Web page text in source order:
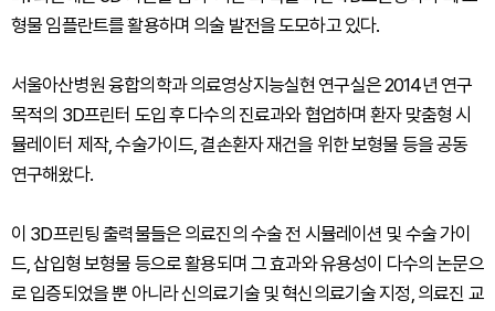
형물 임플란트를 활용하며 의술 발전을 도모하고 있다.
서울아산병원 융합의학과 의료영상지능실현 연구실은 2014년 연구
목적의 3D프린터 도입 후 다수의 진료과와 협업하며 환자 맞춤형 시
뮬레이터 제작, 수술가이드, 결손환자 재건을 위한 보형물 등을 공동
연구해왔다.
이 3D프린팅 출력물들은 의료진의 수술 전 시뮬레이션 및 수술 가이
드, 삽입형 보형물 등으로 활용되며 그 효과와 유용성이 다수의 논문으
로 입증되었을 뿐 아니라 신의료기술 및 혁신의료기술 지정, 의료진 교